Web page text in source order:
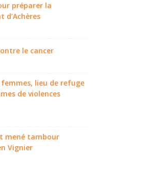
préparer la
le cancer
lieu de refuge
de violences
mené tambour
Vignier